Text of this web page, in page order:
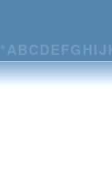
*ABCDEFG HIJ